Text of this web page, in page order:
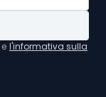
e l'informativa sulla